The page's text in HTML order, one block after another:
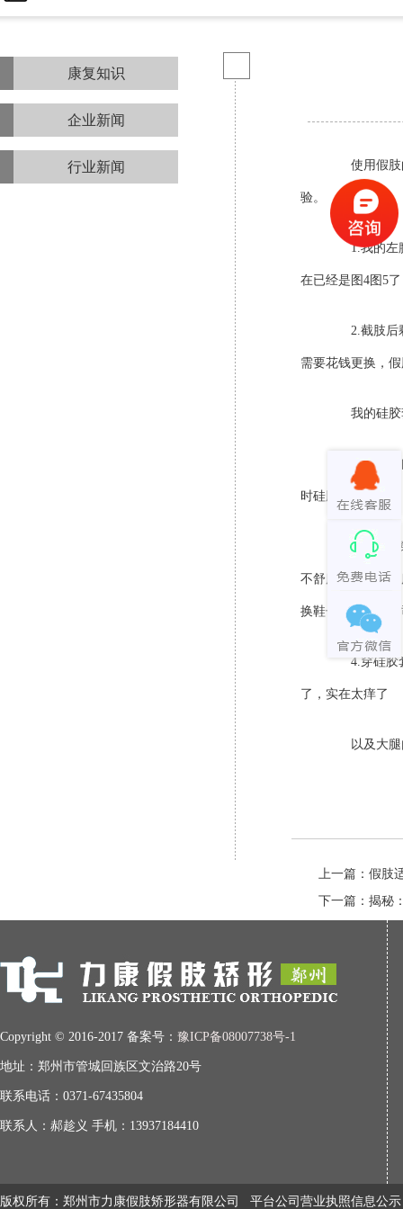
康复知识
企业新闻
行业新闻 使用假肢的
验。
1.我的左腿
在已经是图4图5
2.截肢后剩
需要花钱更换，
我的硅胶套
还有一个问
时硅胶套还往下
3.穿鞋。穿
不舒服，站着不
换鞋子就去假肢
4.穿硅胶套
了，实在太痒了
以及大腿内
上一篇：假肢
下一篇：揭秘
Copyright © 2016-2017 备案号： 豫ICP备08007738号-1
地址：郑州市管城回族区文治路20号
联系电话：0371-67435804
联系人：郝趁义 手机：13937184410
版权所有：郑州市力康假肢矫形器有限公司 平台公司营业执照信息公示